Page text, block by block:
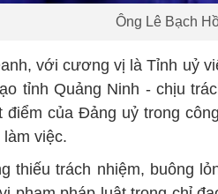
Ông Lê Bạch
với cương vị là Tỉnh uỷ
tỉnh Quảng Ninh - chịu
điểm của Đảng uỷ trong
làm việc.
thiếu trách nhiệm, buông